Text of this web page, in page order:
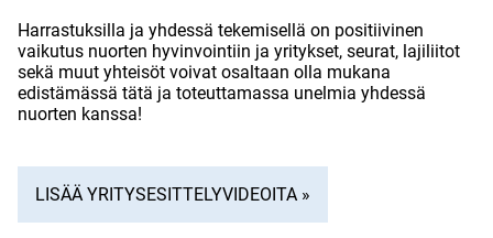
Harrastuksilla ja yhdessä tekemisellä on positiivinen
vaikutus nuorten hyvinvointiin ja yritykset, seurat, lajiliitot
sekä muut yhteisöt voivat osaltaan olla mukana
edistämässä tätä ja toteuttamassa unelmia yhdessä
nuorten kanssa!
LISÄÄ YRITYSESITTELYVIDEOITA »